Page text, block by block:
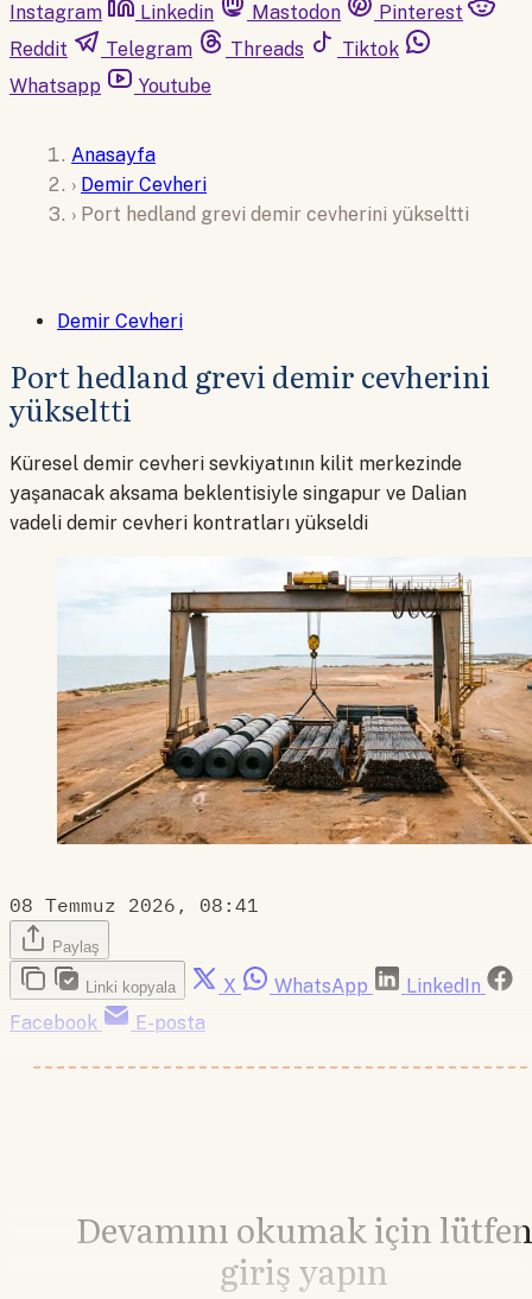
Instagram
Linkedin Mastodon
Pinterest
Reddit
Telegram Threads
Tiktok
Whatsapp
Youtube
Anasayfa
› Demir Cevheri
› Port hedland grevi demir cevherini yükseltti
Demir Cevheri
Port hedland grevi demir cevherini
yükseltti
Küresel demir cevheri sevkiyatının kilit merkezinde
yaşanacak aksama beklentisiyle singapur ve Dalian
vadeli demir cevheri kontratları yükseldi
08 Temmuz 2026, 08:41
Paylaş
Linki kopyala X WhatsApp
LinkedIn
Facebook
E-posta
Devamını okumak için lütfen
giriş yapın